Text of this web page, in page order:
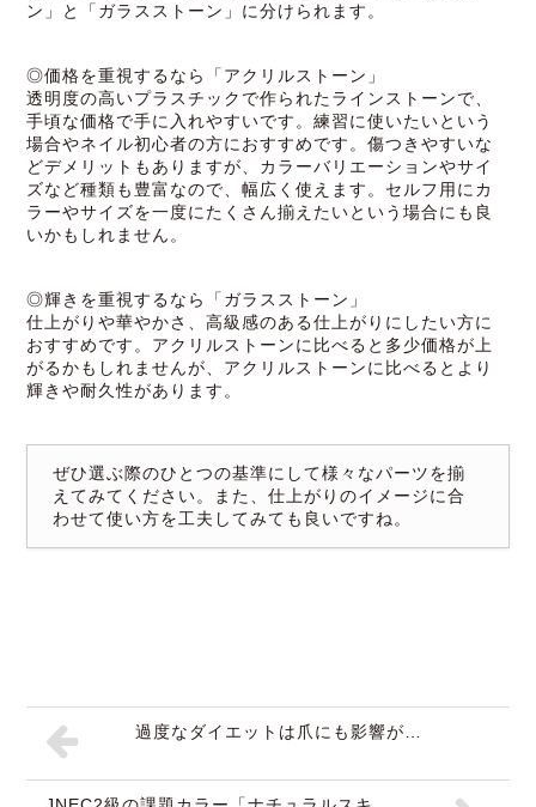
ン」と「ガラスストーン」に分けられます。
◎価格を重視するなら「アクリルストーン」
透明度の高いプラスチックで作られたラインストーンで、
手頃な価格で手に入れやすいです。練習に使いたいという
場合やネイル初心者の方におすすめです。傷つきやすいな
どデメリットもありますが、カラーバリエーションやサイ
ズなど種類も豊富なので、幅広く使えます。セルフ用にカ
ラーやサイズを一度にたくさん揃えたいという場合にも良
いかもしれません。
◎輝きを重視するなら「ガラスストーン」
仕上がりや華やかさ、高級感のある仕上がりにしたい方に
おすすめです。アクリルストーンに比べると多少価格が上
がるかもしれませんが、アクリルストーンに比べるとより
輝きや耐久性があります。
ぜひ選ぶ際のひとつの基準にして様々なパーツを揃
えてみてください。また、仕上がりのイメージに合
わせて使い方を工夫してみても良いですね。
過度なダイエットは爪にも影響が…